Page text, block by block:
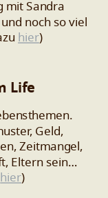
mit Sandra
noch so viel
hier)
Life
Geld,
Zeitmangel,
Eltern sein…
hier)